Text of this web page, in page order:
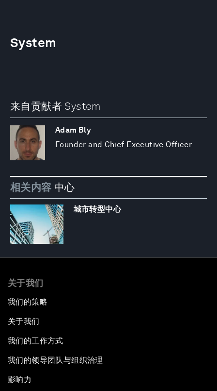
System
来自贡献者 System
Adam Bly
Founder and Chief Executive Officer
相关内容 中心
城市转型中心
关于我们
我们的策略
关于我们
我们的工作方式
我们的领导团队与组织治理
影响力